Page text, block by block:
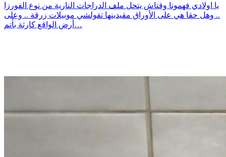
يا اولادي فهمونا وقتاش يتحل ملف الدراجات النارية من نوع الفورزا
.. وهل حقا هي على الأوراق مقيدينها تقولشي موبيلات زرقة .. وعلى
أرض الواقع كارثة بأتم…